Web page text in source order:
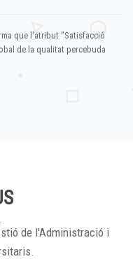
que l'atribut "Satisfacció
de la qualitat percebuda
de l'Administració i